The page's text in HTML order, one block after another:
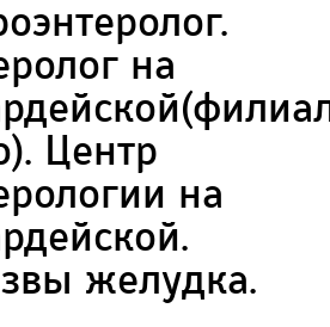
на
Центр
на
желудка.